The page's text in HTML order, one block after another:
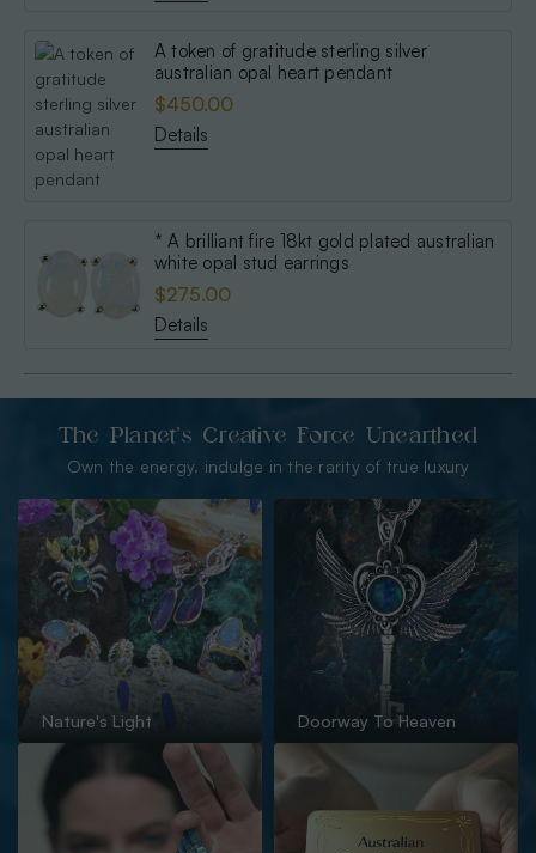
A token of gratitude sterling silver
australian opal heart pendant
$450.00
Details
* A brilliant fire 18kt gold plated australian
white opal stud earrings
$275.00
Details
The Planet’s Creative Force Unearthed
Own the energy. indulge in the rarity of true luxury
Nature's Light Doorway To Heaven